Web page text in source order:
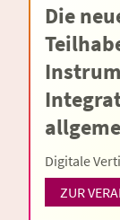
Die
Digitale
ZUR